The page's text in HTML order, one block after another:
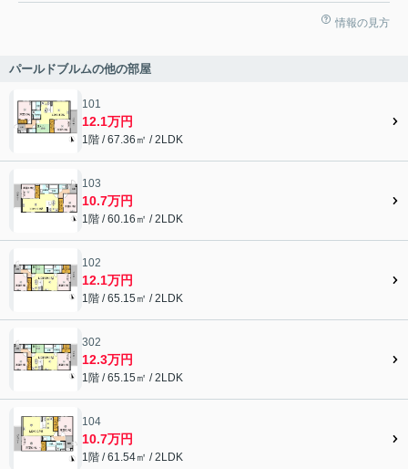
情報の見方
パールドブルムの他の部屋
101
12.1万円
1階 / 67.36㎡ / 2LDK
103
10.7万円
1階 / 60.16㎡ / 2LDK
102
12.1万円
1階 / 65.15㎡ / 2LDK
302
12.3万円
1階 / 65.15㎡ / 2LDK
104
10.7万円
1階 / 61.54㎡ / 2LDK